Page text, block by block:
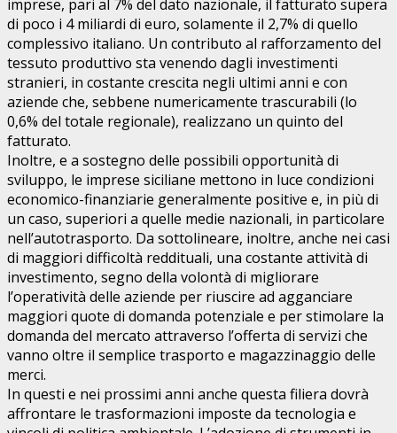
imprese, pari al 7% del dato nazionale, il fatturato supera
di poco i 4 miliardi di euro, solamente il 2,7% di quello
complessivo italiano. Un contributo al rafforzamento del
tessuto produttivo sta venendo dagli investimenti
stranieri, in costante crescita negli ultimi anni e con
aziende che, sebbene numericamente trascurabili (lo
0,6% del totale regionale), realizzano un quinto del
fatturato.
Inoltre, e a sostegno delle possibili opportunità di
sviluppo, le imprese siciliane mettono in luce condizioni
economico-finanziarie generalmente positive e, in più di
un caso, superiori a quelle medie nazionali, in particolare
nell’autotrasporto. Da sottolineare, inoltre, anche nei casi
di maggiori difficoltà reddituali, una costante attività di
investimento, segno della volontà di migliorare
l’operatività delle aziende per riuscire ad agganciare
maggiori quote di domanda potenziale e per stimolare la
domanda del mercato attraverso l’offerta di servizi che
vanno oltre il semplice trasporto e magazzinaggio delle
merci.
In questi e nei prossimi anni anche questa filiera dovrà
affrontare le trasformazioni imposte da tecnologia e